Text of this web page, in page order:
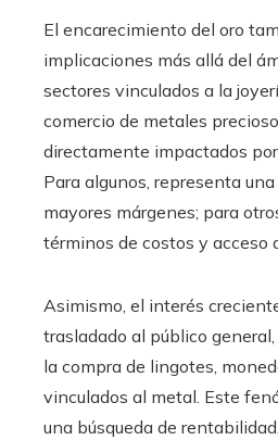
El encarecimiento del oro
implicaciones más allá del
sectores vinculados a la
comercio de metales
directamente impactados
Para algunos, representa
mayores márgenes; para
términos de costos y acceso
Asimismo, el interés
trasladado al público
la compra de lingotes,
vinculados al metal. Este
una búsqueda de